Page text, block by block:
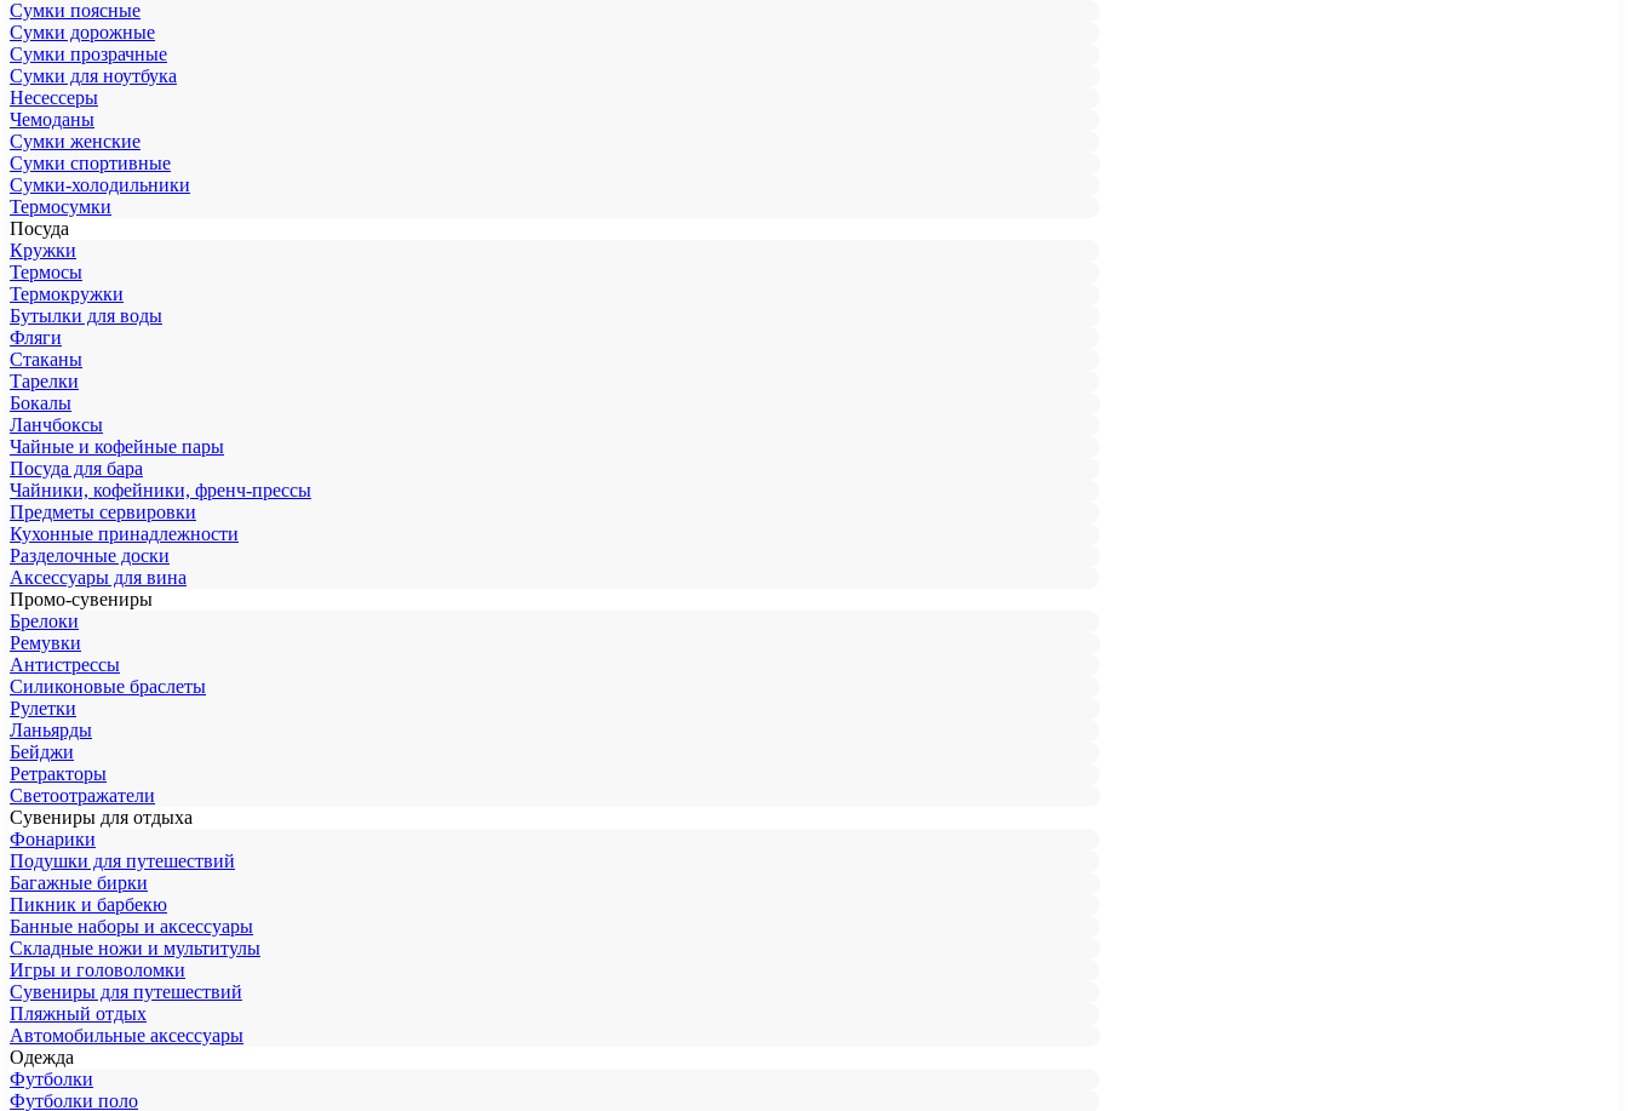
Сумки поясные
Сумки дорожные
Сумки прозрачные
Сумки для ноутбука
Несессеры
Чемоданы
Сумки женские
Сумки спортивные
Сумки-холодильники
Термосумки
Посуда
Кружки
Термосы
Термокружки
Бутылки для воды
Фляги
Стаканы
Тарелки
Бокалы
Ланчбоксы
Чайные и кофейные пары
Посуда для бара
Чайники, кофейники, френч-прессы
Предметы сервировки
Кухонные принадлежности
Разделочные доски
Аксессуары для вина
Промо-сувениры
Брелоки
Ремувки
Антистрессы
Силиконовые браслеты
Рулетки
Ланьярды
Бейджи
Ретракторы
Светоотражатели
Сувениры для отдыха
Фонарики
Подушки для путешествий
Багажные бирки
Пикник и барбекю
Банные наборы и аксессуары
Складные ножи и мультитулы
Игры и головоломки
Сувениры для путешествий
Пляжный отдых
Автомобильные аксессуары
Одежда
Футболки
Футболки поло